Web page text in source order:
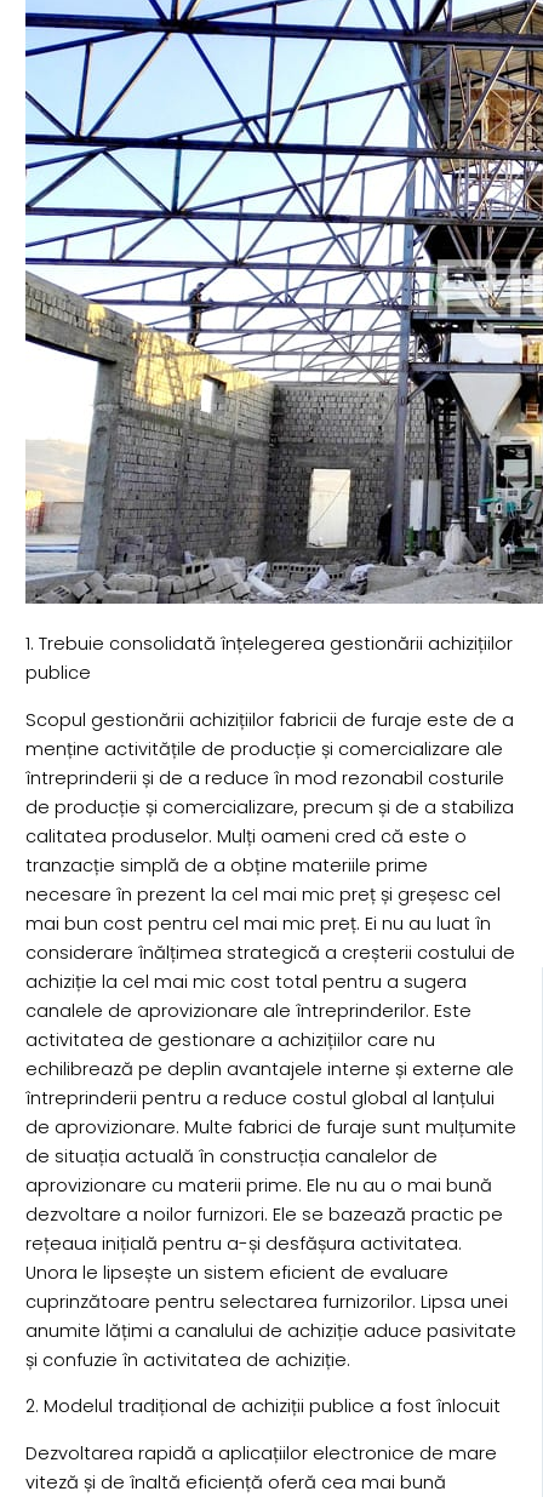
1. Trebuie consolidată înțelegerea gestionării achizițiilor
publice
Scopul gestionării achizițiilor fabricii de furaje este de a
menține activitățile de producție și comercializare ale
întreprinderii și de a reduce în mod rezonabil costurile
de producție și comercializare, precum și de a stabiliza
calitatea produselor. Mulți oameni cred că este o
tranzacție simplă de a obține materiile prime
necesare în prezent la cel mai mic preț și greșesc cel
mai bun cost pentru cel mai mic preț. Ei nu au luat în
considerare înălțimea strategică a creșterii costului de
achiziție la cel mai mic cost total pentru a sugera
canalele de aprovizionare ale întreprinderilor. Este
activitatea de gestionare a achizițiilor care nu
echilibrează pe deplin avantajele interne și externe ale
întreprinderii pentru a reduce costul global al lanțului
de aprovizionare. Multe fabrici de furaje sunt mulțumite
de situația actuală în construcția canalelor de
aprovizionare cu materii prime. Ele nu au o mai bună
dezvoltare a noilor furnizori. Ele se bazează practic pe
rețeaua inițială pentru a-și desfășura activitatea.
Unora le lipsește un sistem eficient de evaluare
cuprinzătoare pentru selectarea furnizorilor. Lipsa unei
anumite lățimi a canalului de achiziție aduce pasivitate
și confuzie în activitatea de achiziție.
2. Modelul tradițional de achiziții publice a fost înlocuit
Dezvoltarea rapidă a aplicațiilor electronice de mare
viteză și de înaltă eficiență oferă cea mai bună